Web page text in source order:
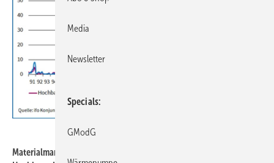
Materialmangel: Im Oktober 2021 berichten 38 % der Firmen im
Media
Newsletter
Specials
GModG